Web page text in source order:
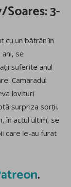
Soares: 3-
cu un bătrân în
se
suferite anul
Camaradul
lovituri
surpriza sorții.
în actul ultim, se
care le-au furat
.